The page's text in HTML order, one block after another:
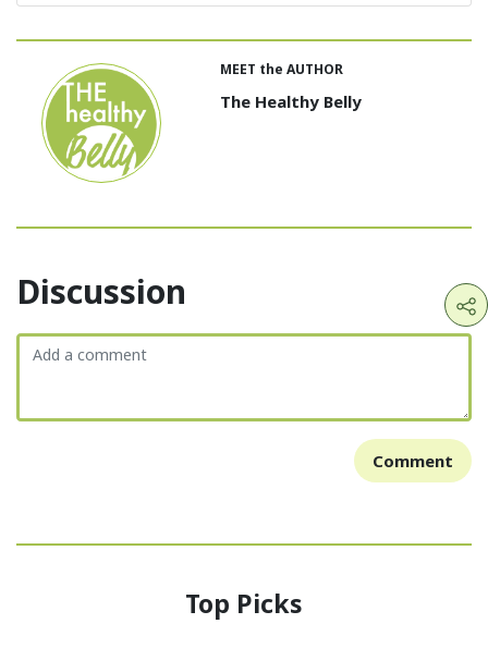
MEET the AUTHOR
The Healthy Belly
Discussion
Comment
Top Picks